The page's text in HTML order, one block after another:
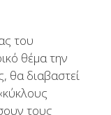
του
θέμα την
θα διαβαστεί
τους